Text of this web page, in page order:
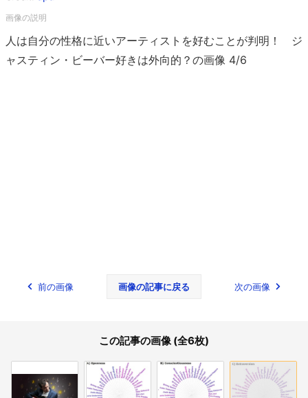
人は自分の性格に近いアーティストを好むことが判明！ ジ
ャスティン・ビーバー好きは外向的？の画像 4/6
前の画像 画像の記事に戻る 次の画像
この記事の画像 (全6枚)